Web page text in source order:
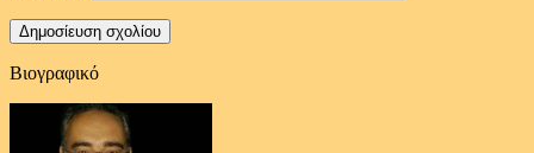
Βιογραφικό